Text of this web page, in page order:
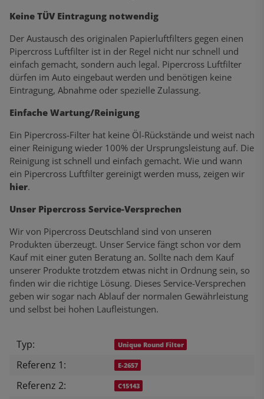
Keine TÜV Eintragung notwendig
Der Austausch des originalen Papierluftfilters gegen einen
Pipercross Luftfilter ist in der Regel nicht nur schnell und
einfach gemacht, sondern auch legal. Pipercross Luftfilter
dürfen im Auto eingebaut werden und benötigen keine
Eintragung, Abnahme oder spezielle Zulassung.
Einfache Wartung/Reinigung
Ein Pipercross-Filter hat keine Öl-Rückstände und weist nach
einer Reinigung wieder 100% der Ursprungsleistung auf. Die
Reinigung ist schnell und einfach gemacht. Wie und wann
ein Pipercross Luftfilter gereinigt werden muss, zeigen wir
hier.
Unser Pipercross Service-Versprechen
Wir von Pipercross Deutschland sind von unseren
Produkten überzeugt. Unser Service fängt schon vor dem
Kauf mit einer guten Beratung an. Sollte nach dem Kauf
unserer Produkte trotzdem etwas nicht in Ordnung sein, so
finden wir die richtige Lösung. Dieses Service-Versprechen
geben wir sogar nach Ablauf der normalen Gewährleistung
und selbst bei hohen Laufleistungen.
Produkteigenschaft
Wert
Typ: Unique Round Filter
Referenz 1: E-2657
Referenz 2: C15143